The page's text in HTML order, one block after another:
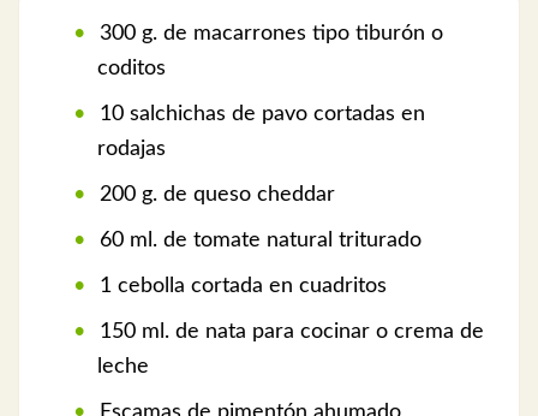
300 g. de macarrones tipo tiburón o
coditos
10 salchichas de pavo cortadas en
rodajas
200 g. de queso cheddar
60 ml. de tomate natural triturado
1 cebolla cortada en cuadritos
150 ml. de nata para cocinar o crema de
leche